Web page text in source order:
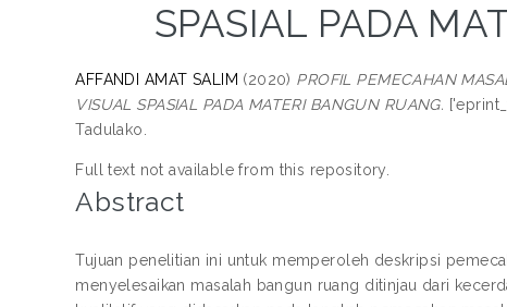
SPASIAL PADA
AFFANDI AMAT SALIM (2020) PROFIL PEMECAHAN
VISUAL SPASIAL PADA MATERI BANGUN RUANG.
Tadulako.
Full text not available from this repository.
Abstract
Tujuan penelitian ini untuk memperoleh deskripsi
menyelesaikan masalah bangun ruang ditinjau dari